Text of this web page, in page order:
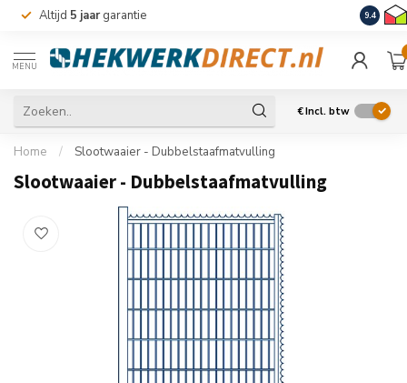
Altijd 5 jaargarantie 9.4
MENU
€Incl. btw
Home / Slootwaaier - Dubbelstaafmatvulling
Slootwaaier - Dubbelstaafmatvulling